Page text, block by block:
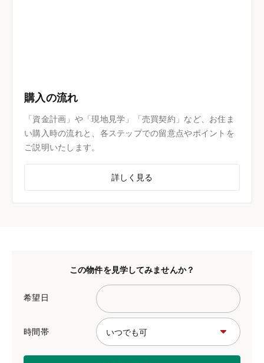
購入の流れ
「資金計画」や「現地見学」「売買契約」など、お住ま
い購入時の流れと、各ステップでの留意点やポイントを
ご説明いたします。
詳しく見る
この物件を見学してみませんか？
希望日
時間帯